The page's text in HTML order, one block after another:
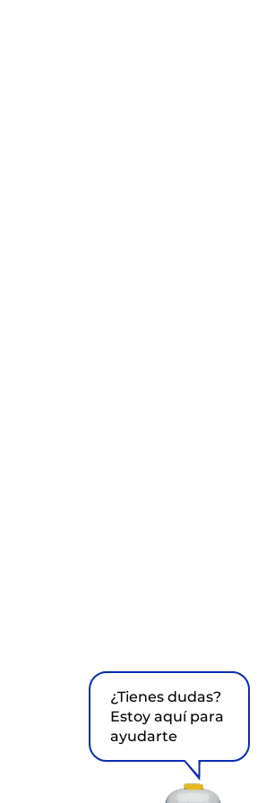
¿Tienes dudas?
Estoy aquí para
ayudarte